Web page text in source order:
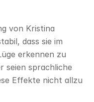
von Kristina
dass sie im
erkennen zu
seien sprachliche
Effekte nicht allzu